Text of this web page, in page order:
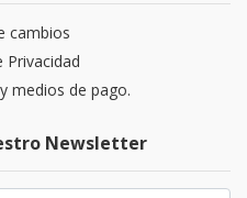
cambios
Privacidad
medios de pago.
Newsletter